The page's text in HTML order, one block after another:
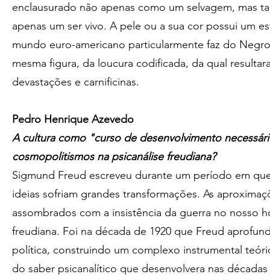
enclausurado não apenas como um selvagem, mas
apenas um ser vivo. A pele ou a sua cor possui um
mundo euro-americano particularmente faz do
mesma figura, da loucura codificada, da qual
devastações e carnificinas.
Pedro Henrique Azevedo
A cultura como "curso de desenvolvimento
cosmopolitismos na psicanálise freudiana?
Sigmund Freud escreveu durante um período em
ideias sofriam grandes transformações. As
assombrados com a insistência da guerra no nosso
freudiana. Foi na década de 1920 que Freud
política, construindo um complexo instrumental
do saber psicanalítico que desenvolvera nas